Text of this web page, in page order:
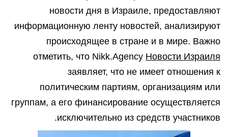
новости дня в Израиле, предоставляют
информационную ленту новостей, анализируют
происходящее в стране и в мире. Важно
отметить, что Nikk.Agency Новости Израиля
заявляет, что не имеет отношения к
политическим партиям, организациям или
группам, а его финансирование осуществляется
исключительно из средств участников.